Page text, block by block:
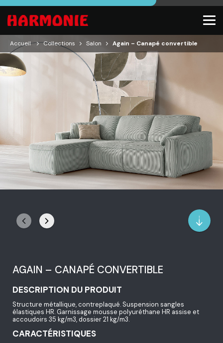
Accueil Collections Salon Again – Canapé convertible
AGAIN – CANAPÉ CONVERTIBLE
DESCRIPTION DU PRODUIT
Structure métallique, contreplaqué. Suspension sangles
élastiques HR. Garnissage mousse polyuréthane HR assise et
accoudoirs 35 kg/m3, dossier 21 kg/m3.
CARACTÉRISTIQUES